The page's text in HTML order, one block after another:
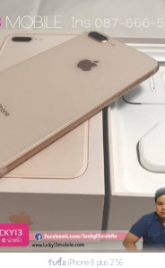
รับซื้อ iPhone 8 plus 256